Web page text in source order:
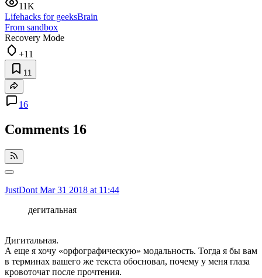
11K
Lifehacks for geeksBrain
From sandbox
Recovery Mode
+11
11
16
Comments 16
JustDont Mar 31 2018 at 11:44
дегитальная
Дигитальная.
А еще я хочу «орфографическую» модальность. Тогда я бы вам
в терминах вашего же текста обосновал, почему у меня глаза
кровоточат после прочтения.